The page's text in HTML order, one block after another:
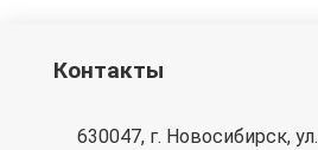
Контакты
630047, г. Новосибирск, ул.